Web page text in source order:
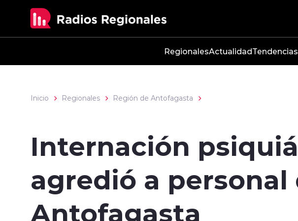
RegionalesActualidadTendencias
Inicio Regionales Región de Antofagasta
Internación
agredió a personal
Antofagasta